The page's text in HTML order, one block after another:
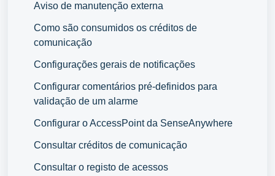
Aviso de manutenção externa
Como são consumidos os créditos de
comunicação
Configurações gerais de notificações
Configurar comentários pré-definidos para
validação de um alarme
Configurar o AccessPoint da SenseAnywhere
Consultar créditos de comunicação
Consultar o registo de acessos